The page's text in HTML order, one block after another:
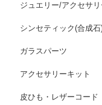
ジュエリー/アクセサリ
シンセティック(合成石
ガラスパーツ
アクセサリーキット
皮ひも・レザーコード